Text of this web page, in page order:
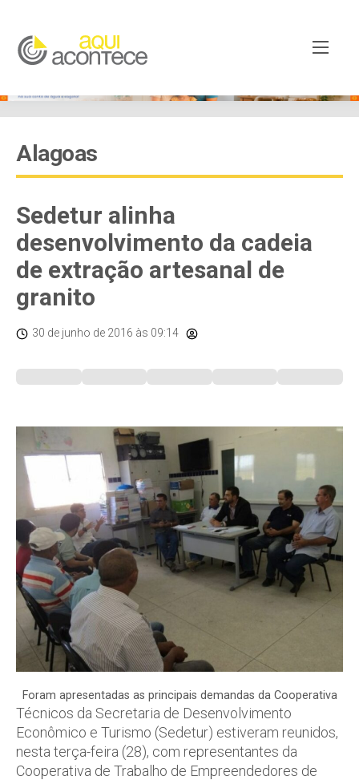
Alagoas
Sedetur alinha
desenvolvimento da cadeia
de extração artesanal de
granito
30 de junho de 2016 às 09:14
Foram apresentadas as principais demandas da Cooperativa
Técnicos da Secretaria de Desenvolvimento
Econômico e Turismo (Sedetur) estiveram reunidos,
nesta terça-feira (28), com representantes da
Cooperativa de Trabalho de Empreendedores de